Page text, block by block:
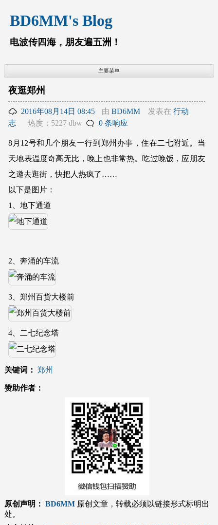
BD6MM's Blog
电波传四海，朋友遍五洲！
主要菜单
夜逛郑州
2016年08月14日 08:45 由 BD6MM 发表在 行动
志
热度：5227 dbw 0 条响应
8月12号和几个朋友一行到郑州办事，住在二七附近。当
天地表温度奇高无比，晚上也非常热。吃过晚饭，应朋友
之邀去逛街，快把人热疯了……
以下是图片：
1、地下通道
2、奔涌的车流
3、郑州百货大楼前
4、二七纪念塔
关键词： 郑州
赞助作者：
原创声明： BD6MM原创文章，转载必须以链接形式标明出
处。